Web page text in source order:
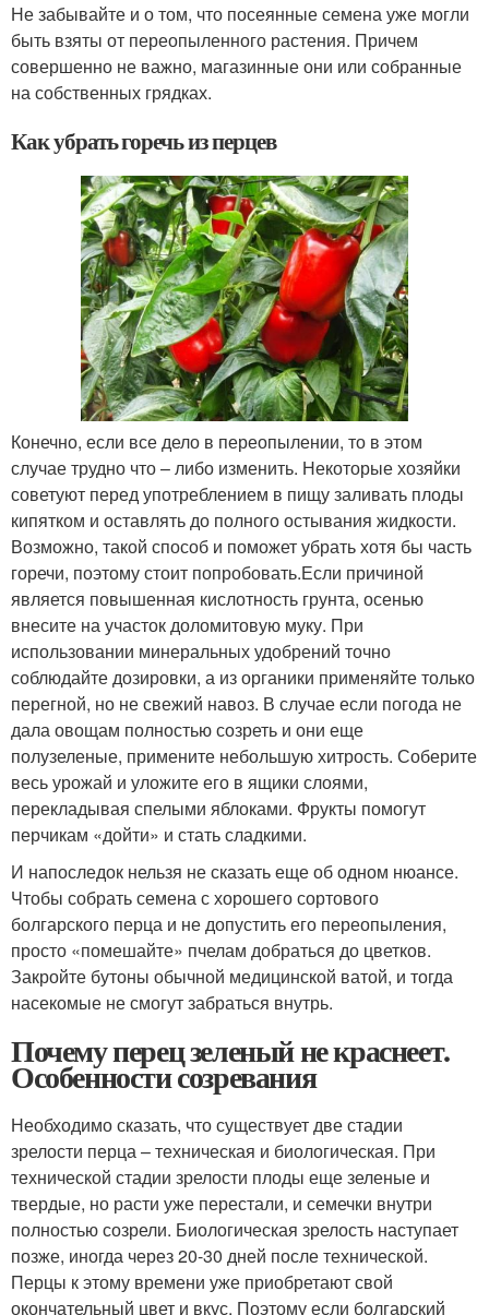
Не забывайте и о том, что посеянные семена уже могли
быть взяты от переопыленного растения. Причем
совершенно не важно, магазинные они или собранные
на собственных грядках.
Как убрать горечь из перцев
Конечно, если все дело в переопылении, то в этом
случае трудно что – либо изменить. Некоторые хозяйки
советуют перед употреблением в пищу заливать плоды
кипятком и оставлять до полного остывания жидкости.
Возможно, такой способ и поможет убрать хотя бы часть
горечи, поэтому стоит попробовать.Если причиной
является повышенная кислотность грунта, осенью
внесите на участок доломитовую муку. При
использовании минеральных удобрений точно
соблюдайте дозировки, а из органики применяйте только
перегной, но не свежий навоз. В случае если погода не
дала овощам полностью созреть и они еще
полузеленые, примените небольшую хитрость. Соберите
весь урожай и уложите его в ящики слоями,
перекладывая спелыми яблоками. Фрукты помогут
перчикам «дойти» и стать сладкими.
И напоследок нельзя не сказать еще об одном нюансе.
Чтобы собрать семена с хорошего сортового
болгарского перца и не допустить его переопыления,
просто «помешайте» пчелам добраться до цветков.
Закройте бутоны обычной медицинской ватой, и тогда
насекомые не смогут забраться внутрь.
Почему перец зеленый не краснеет.
Особенности созревания
Необходимо сказать, что существует две стадии
зрелости перца – техническая и биологическая. При
технической стадии зрелости плоды еще зеленые и
твердые, но расти уже перестали, и семечки внутри
полностью созрели. Биологическая зрелость наступает
позже, иногда через 20-30 дней после технической.
Перцы к этому времени уже приобретают свой
окончательный цвет и вкус. Поэтому если болгарский